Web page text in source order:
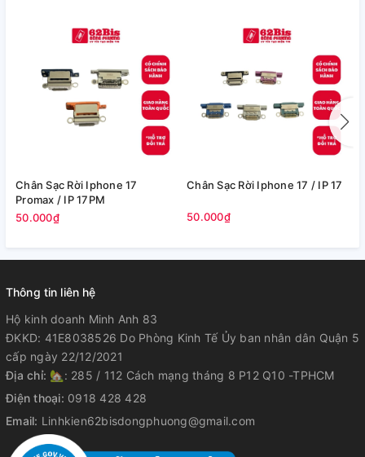
Chân Sạc Rời Iphone 17
Promax / IP 17PM
50.000₫
Chân Sạc Rời Iphone 17 / IP 17
50.000₫
Thông tin liên hệ
Hộ kinh doanh Minh Anh 83
ĐKKD: 41E8038526 Do Phòng Kinh Tế Ủy ban nhân dân Quận 5
cấp ngày 22/12/2021
Địa chỉ: 🏡: 285 / 112 Cách mạng tháng 8 P12 Q10 -TPHCM
Điện thoại: 0918 428 428
Email: Linhkien62bisdongphuong@gmail.com